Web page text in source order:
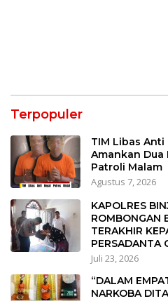
Terpopuler
TIM Libas
Amankan Dua
Patroli Malam
Agustus 7, 2026
KAPOLRES
ROMBONGAN
TERAKHIR
PERSADANTA
Juli 23, 2026
“DALAM
NARKOBA